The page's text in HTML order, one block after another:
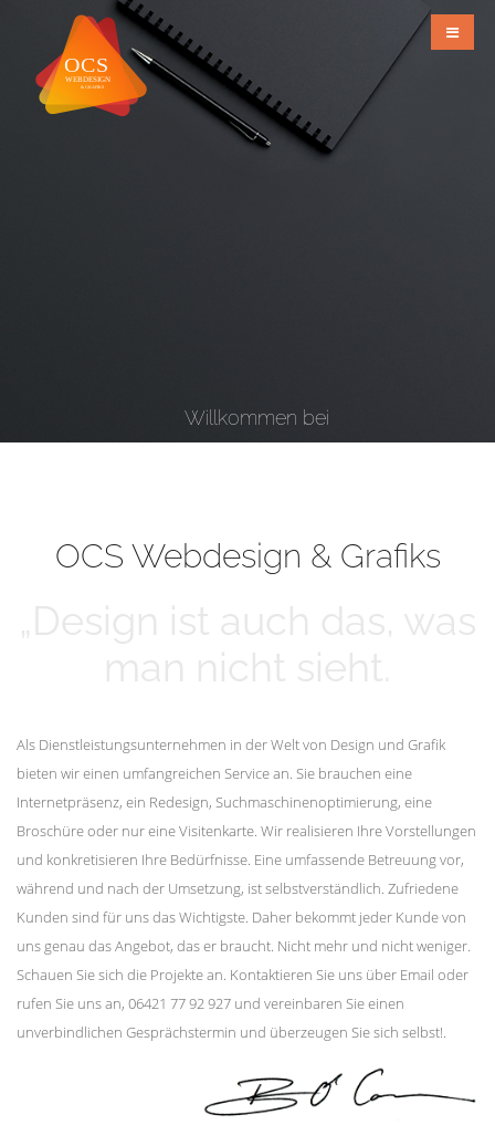
Willkommen bei
OCS Webdesign & Grafiks
Als Dienstleistungsunternehmen in der Welt von Design und Grafik
bieten wir einen umfangreichen Service an. Sie brauchen eine
Internetpräsenz, ein Redesign, Suchmaschinenoptimierung, eine
Broschüre oder nur eine Visitenkarte. Wir realisieren Ihre Vorstellungen
und konkretisieren Ihre Bedürfnisse. Eine umfassende Betreuung vor,
während und nach der Umsetzung, ist selbstverständlich. Zufriedene
Kunden sind für uns das Wichtigste. Daher bekommt jeder Kunde von
uns genau das Angebot, das er braucht. Nicht mehr und nicht weniger.
Schauen Sie sich die Projekte an. Kontaktieren Sie uns über Email oder
rufen Sie uns an, 06421 77 92 927 und vereinbaren Sie einen
unverbindlichen Gesprächstermin und überzeugen Sie sich selbst!.